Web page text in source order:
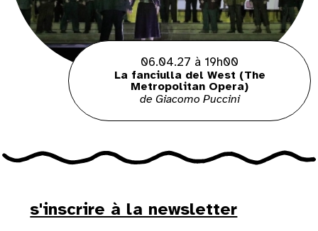
06.04.27 à 19h00
La fanciulla del West (The
Metropolitan Opera)
de Giacomo Puccini
s'inscrire à la newsletter